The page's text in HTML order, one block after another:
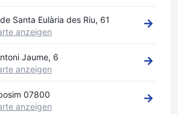
Santa Eulària des Riu, 61
anzeigen
Jaume, 6
anzeigen
07800
anzeigen